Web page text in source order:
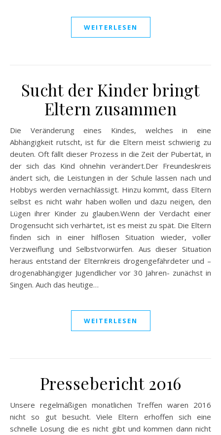
WEITERLESEN
Sucht der Kinder bringt
Eltern zusammen
Die Veränderung eines Kindes, welches in eine
Abhängigkeit rutscht, ist für die Eltern meist schwierig zu
deuten. Oft fällt dieser Prozess in die Zeit der Pubertät, in
der sich das Kind ohnehin verändert.Der Freundeskreis
ändert sich, die Leistungen in der Schule lassen nach und
Hobbys werden vernachlässigt. Hinzu kommt, dass Eltern
selbst es nicht wahr haben wollen und dazu neigen, den
Lügen ihrer Kinder zu glauben.Wenn der Verdacht einer
Drogensucht sich verhärtet, ist es meist zu spät. Die Eltern
finden sich in einer hilflosen Situation wieder, voller
Verzweiflung und Selbstvorwürfen. Aus dieser Situation
heraus entstand der Elternkreis drogengefährdeter und –
drogenabhängiger Jugendlicher vor 30 Jahren- zunächst in
Singen. Auch das heutige…
WEITERLESEN
Pressebericht 2016
Unsere regelmäßigen monatlichen Treffen waren 2016
nicht so gut besucht. Viele Eltern erhoffen sich eine
schnelle Losung die es nicht gibt und kommen dann nicht